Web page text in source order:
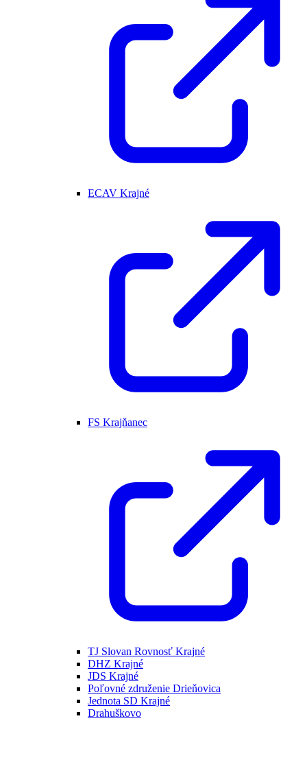
ECAV Krajné
FS Krajňanec
TJ Slovan Rovnosť Krajné
DHZ Krajné
JDS Krajné
Poľovné združenie Drieňovica
Jednota SD Krajné
Drahuškovo